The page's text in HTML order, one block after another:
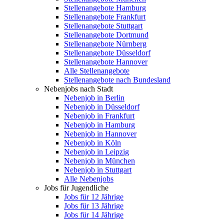
Stellenangebote Hamburg
Stellenangebote Frankfurt
Stellenangebote Stuttgart
Stellenangebote Dortmund
Stellenangebote Nürnberg
Stellenangebote Düsseldorf
Stellenangebote Hannover
Alle Stellenangebote
Stellenangebote nach Bundesland
Nebenjobs nach Stadt
Nebenjob in Berlin
Nebenjob in Düsseldorf
Nebenjob in Frankfurt
Nebenjob in Hamburg
Nebenjob in Hannover
Nebenjob in Köln
Nebenjob in Leipzig
Nebenjob in München
Nebenjob in Stuttgart
Alle Nebenjobs
Jobs für Jugendliche
Jobs für 12 Jährige
Jobs für 13 Jährige
Jobs für 14 Jährige